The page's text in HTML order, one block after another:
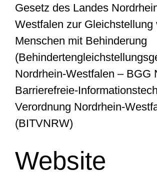
Karriere
Gesetz des Landes
Westfalen zur Gleichstellung
Menschen mit Behinderung
Nordrhein-Westfalen – BGG
Barrierefreie-
Verordnung Nordrhein-
(BITVNRW)
Website